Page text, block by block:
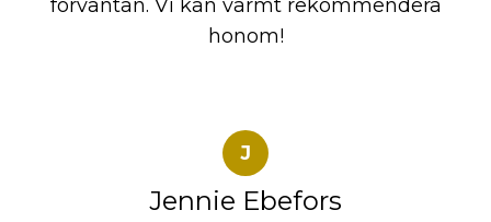
förväntan. Vi kan varmt rekommendera
honom!
J
Jennie Ebefors